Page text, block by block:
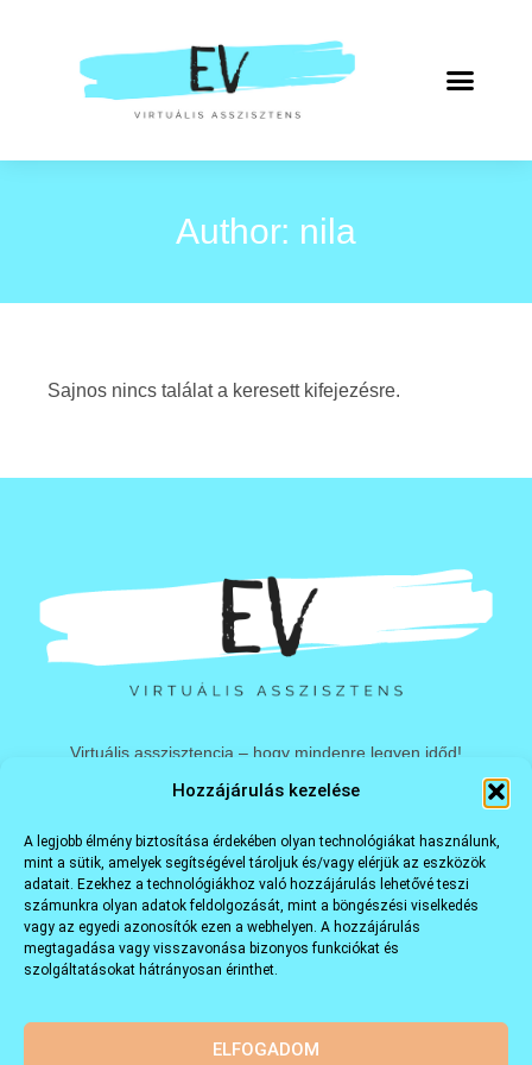
Hozzájárulás kezelése
A legjobb élmény biztosítása érdekében olyan technológiákat használunk,
mint a sütik, amelyek segítségével tároljuk és/vagy elérjük az eszközök
adatait. Ezekhez a technológiákhoz való hozzájárulás lehetővé teszi
számunkra olyan adatok feldolgozását, mint a böngészési viselkedés
vagy az egyedi azonosítók ezen a webhelyen. A hozzájárulás
megtagadása vagy visszavonása bizonyos funkciókat és
szolgáltatásokat hátrányosan érinthet.
ELFOGADOM
Author: nila
Sajnos nincs találat a keresett kifejezésre.
Virtuális asszisztencia – hogy mindenre legyen időd!
VA
Feladatok
Miért én?
Kapcsolat
Impresszum